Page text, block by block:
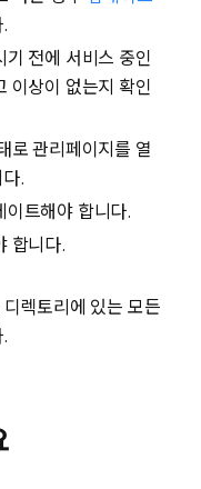
기 전에 서비스 중인
이상이 없는지 확인
로 관리페이지를 열
.
이트해야 합니다.
합니다.
렉토리에 있는 모든